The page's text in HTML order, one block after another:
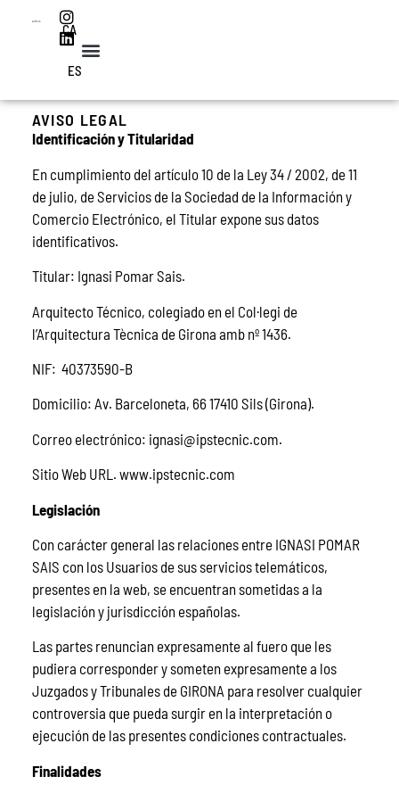
CA
ES
AVISO LEGAL
Identificación y Titularidad
En cumplimiento del artículo 10 de la Ley 34 / 2002, de 11
de julio, de Servicios de la Sociedad de la Información y
Comercio Electrónico, el Titular expone sus datos
identificativos.
Titular: Ignasi Pomar Sais.
Arquitecto Técnico, colegiado en el Col·legi de
l’Arquitectura Tècnica de Girona amb nº 1436.
NIF: 40373590-B
Domicilio: Av. Barceloneta, 66 17410 Sils (Girona).
Correo electrónico: ignasi@ipstecnic.com.
Sitio Web URL. www.ipstecnic.com
Legislación
Con carácter general las relaciones entre IGNASI POMAR
SAIS con los Usuarios de sus servicios telemáticos,
presentes en la web, se encuentran sometidas a la
legislación y jurisdicción españolas.
Las partes renuncian expresamente al fuero que les
pudiera corresponder y someten expresamente a los
Juzgados y Tribunales de GIRONA para resolver cualquier
controversia que pueda surgir en la interpretación o
ejecución de las presentes condiciones contractuales.
Finalidades